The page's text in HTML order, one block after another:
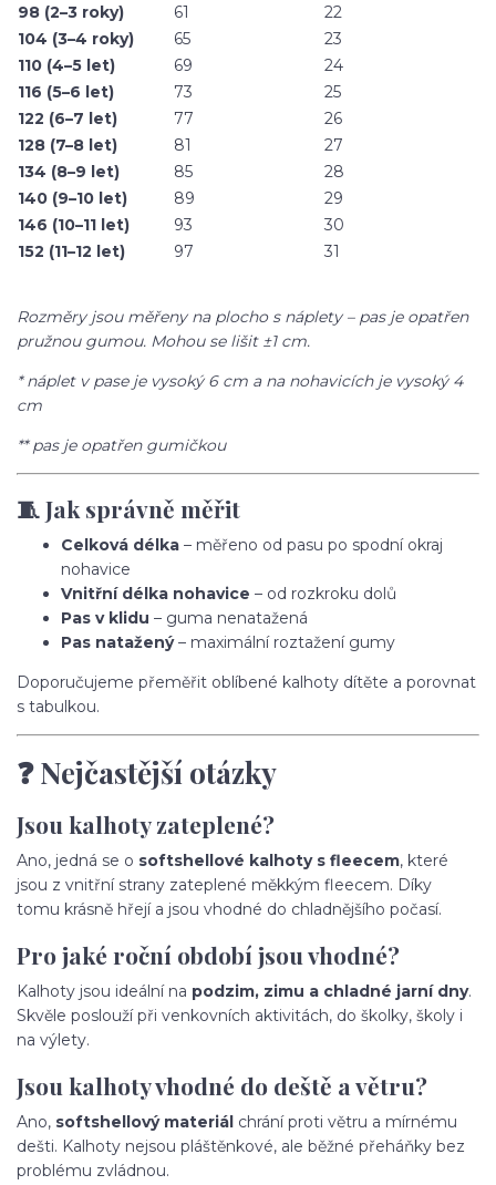
98 (2–3 roky)
61
22
104 (3–4 roky)
65
23
110 (4–5 let)
69
24
116 (5–6 let)
73
25
122 (6–7 let)
77
26
128 (7–8 let)
81
27
134 (8–9 let)
85
28
140 (9–10 let)
89
29
146 (10–11 let)
93
30
152 (11–12 let)
97 31
Rozměry jsou měřeny na plocho s náplety – pas je opatřen
pružnou gumou. Mohou se lišit ±1 cm.
* náplet v pase je vysoký 6 cm a na nohavicích je vysoký 4
cm
** pas je opatřen gumičkou
🧵 Jak správně měřit
Celková délka – měřeno od pasu po spodní okraj
nohavice
Vnitřní délka nohavice – od rozkroku dolů
Pas v klidu – guma nenatažená
Pas natažený– maximální roztažení gumy
Doporučujeme přeměřit oblíbené kalhoty dítěte a porovnat
s tabulkou.
❓ Nejčastější otázky
Jsou kalhoty zateplené?
Ano, jedná se o softshellové kalhoty s fleecem, které
jsou z vnitřní strany zateplené měkkým fleecem. Díky
tomu krásně hřejí a jsou vhodné do chladnějšího počasí.
Pro jaké roční období jsou vhodné?
Kalhoty jsou ideální na podzim, zimu a chladné jarní dny.
Skvěle poslouží při venkovních aktivitách, do školky, školy i
na výlety.
Jsou kalhoty vhodné do deště a větru?
Ano, softshellový materiál chrání proti větru a mírnému
dešti. Kalhoty nejsou pláštěnkové, ale běžné přeháňky bez
problému zvládnou.